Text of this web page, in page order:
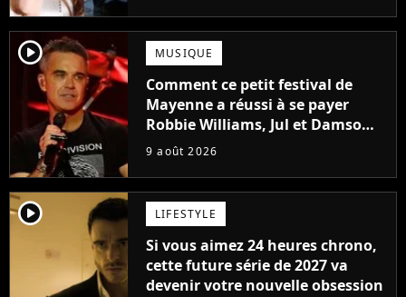
player2 MUSIQUE
Comment ce petit festival de
Mayenne a réussi à se payer
Robbie Williams, Jul et Damso
cette année ?
9 août 2026
player2 LIFESTYLE
Si vous aimez 24 heures chrono,
cette future série de 2027 va
devenir votre nouvelle obsession